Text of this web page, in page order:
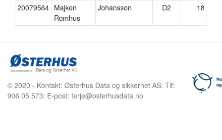
20079564 Majken
Romhus
Johansson D2 18
© 2020 - Kontakt: Østerhus Data og sikkerhet AS: Tlf:
906 05 573: E-post: terje@osterhusdata.no